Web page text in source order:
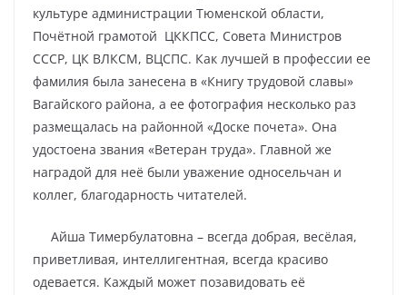
культуре администрации Тюменской области,
Почётной грамотой ЦККПСС, Совета Министров
СССР, ЦК ВЛКСМ, ВЦСПС. Как лучшей в профессии ее
фамилия была занесена в «Книгу трудовой славы»
Вагайского района, а ее фотография несколько раз
размещалась на районной «Доске почета». Она
удостоена звания «Ветеран труда». Главной же
наградой для неё были уважение односельчан и
коллег, благодарность читателей.
Айша Тимербулатовна – всегда добрая, весёлая,
приветливая, интеллигентная, всегда красиво
одевается. Каждый может позавидовать её